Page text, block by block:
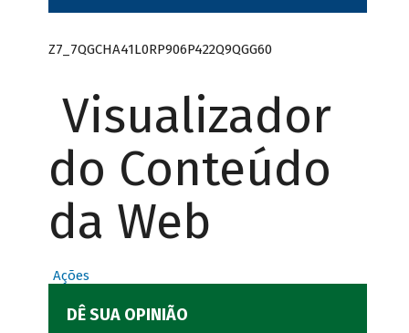
Z7_7QGCHA41L0RP906P422Q9QGG60
Visualizador
do Conteúdo
da Web
Ações
DÊ SUA OPINIÃO